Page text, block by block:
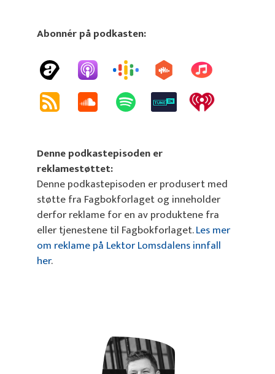
Abonnér på podkasten:
Denne podkastepisoden er
reklamestøttet:
Denne podkastepisoden er produsert med
støtte fra Fagbokforlaget og inneholder
derfor reklame for en av produktene fra
eller tjenestene til Fagbokforlaget.Les mer
om reklame på Lektor Lomsdalens innfall
her.